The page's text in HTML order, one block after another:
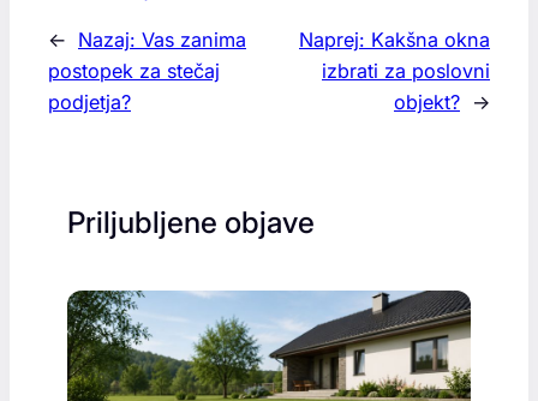
← Nazaj: Vas zanima
postopek za stečaj
podjetja?
Naprej: Kakšna okna
izbrati za poslovni
objekt? →
Priljubljene objave